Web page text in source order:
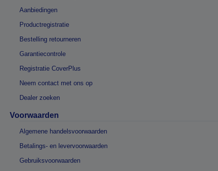
Aanbiedingen
Productregistratie
Bestelling retourneren
Garantiecontrole
Registratie CoverPlus
Neem contact met ons op
Dealer zoeken
Voorwaarden
Algemene handelsvoorwaarden
Betalings- en levervoorwaarden
Gebruiksvoorwaarden